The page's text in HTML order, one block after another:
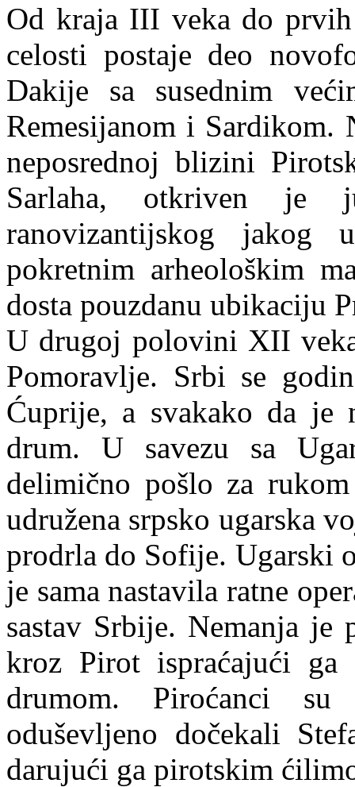
Od kraja III veka do
celosti postaje deo
Dakije sa susednim
Remesijanom i
neposrednoj blizini
Sarlaha, otkriven je
ranovizantijskog jakog
pokretnim arheološkim
dosta pouzdanu ubikaciju
U drugoj polovini XII
Pomoravlje. Srbi se
Ćuprije, a svakako da je
drum. U savezu sa
delimično pošlo za
udružena srpsko ugarska
prodrla do Sofije. Ugarski
je sama nastavila ratne
sastav Srbije. Nemanja je
kroz Pirot ispraćajući ga
drumom. Piroćanci
oduševljeno dočekali
darujući ga pirotskim